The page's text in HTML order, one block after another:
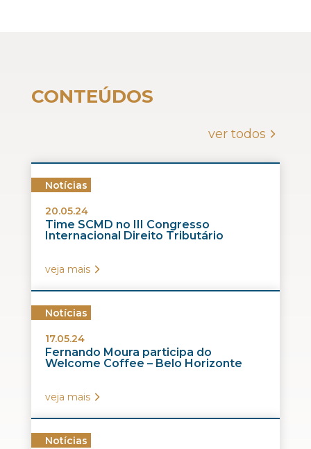
CONTEÚDOS
ver todos
Notícias
20.05.24
Time SCMD no III Congresso
Internacional Direito Tributário
veja mais
Notícias
17.05.24
Fernando Moura participa do
Welcome Coffee – Belo Horizonte
veja mais
Notícias